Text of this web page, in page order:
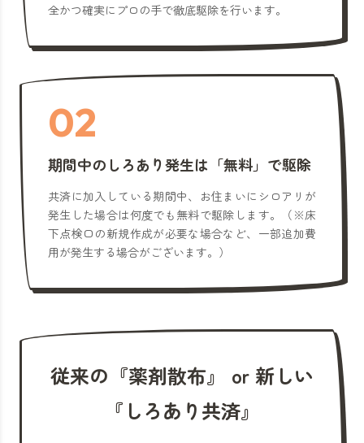
全かつ確実にプロの手で徹底駆除を行います。
02
期間中のしろあり発生は「無料」で駆除
共済に加入している期間中、お住まいにシロアリが
発生した場合は何度でも無料で駆除します。（※床
下点検口の新規作成が必要な場合など、一部追加費
用が発生する場合がございます。）
従来の『薬剤散布』 or 新しい
『しろあり共済』